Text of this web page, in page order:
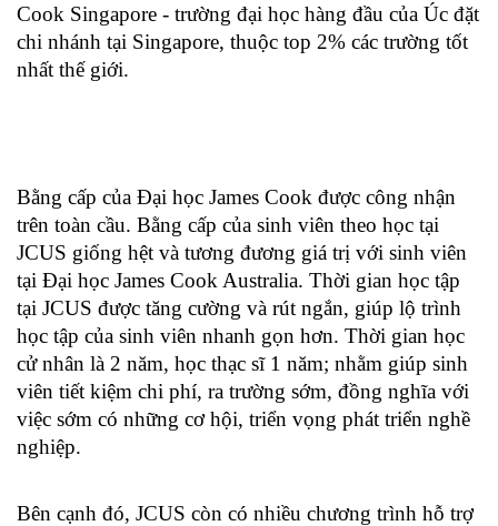
Cook Singapore - trường đại học hàng đầu của Úc đặt
chi nhánh tại Singapore, thuộc top 2% các trường tốt
nhất thế giới.
Bằng cấp của Đại học James Cook được công nhận
trên toàn cầu. Bằng cấp của sinh viên theo học tại
JCUS giống hệt và tương đương giá trị với sinh viên
tại Đại học James Cook Australia. Thời gian học tập
tại JCUS được tăng cường và rút ngắn, giúp lộ trình
học tập của sinh viên nhanh gọn hơn. Thời gian học
cử nhân là 2 năm, học thạc sĩ 1 năm; nhằm giúp sinh
viên tiết kiệm chi phí, ra trường sớm, đồng nghĩa với
việc sớm có những cơ hội, triển vọng phát triển nghề
nghiệp.
Bên cạnh đó, JCUS còn có nhiều chương trình hỗ trợ